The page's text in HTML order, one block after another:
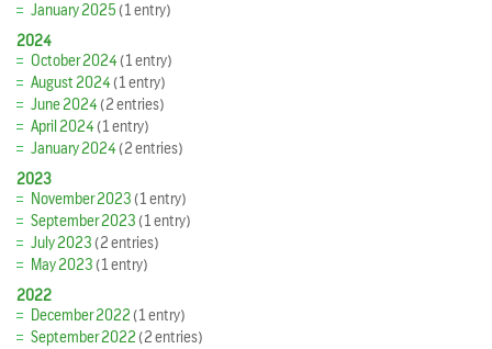
January 2025(1 entry)
2024
October 2024(1 entry)
August 2024(1 entry)
June 2024(2 entries)
April 2024(1 entry)
January 2024(2 entries)
2023
November 2023(1 entry)
September 2023(1 entry)
July 2023(2 entries)
May 2023(1 entry)
2022
December 2022(1 entry)
September 2022(2 entries)